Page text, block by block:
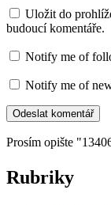
Uložit do
budoucí komentáře.
Notify me of
Notify me of
Prosím opište
Rubriky